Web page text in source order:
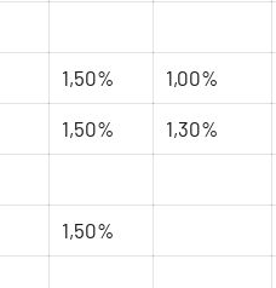
1,50% 1,00%
1,50% 1,30%
1,50%